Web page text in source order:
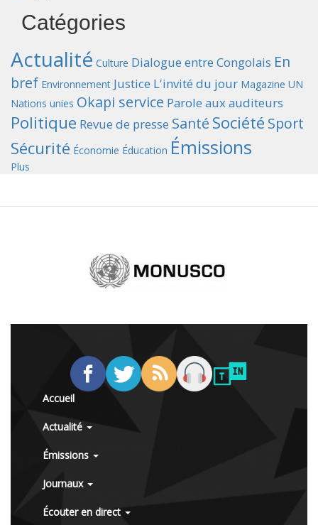
Catégories
Actualité Culture Dialogue entre Congolais En
bref Environnement Justice L'invité du jour Magazine UN
Nations unies Okapi service Parole aux auditeurs
Politique Revue de presse Santé Société Sport
Sécurité Économie Éducation Émissions
Plus
Accueil
Actualité
Émissions
Journaux
Écouter en direct